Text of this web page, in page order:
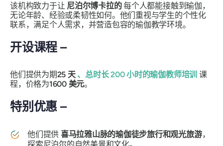
该机构致力于让 尼泊尔博卡拉的每个人都能接触到瑜伽，
无论年龄、经验或柔韧性如何。他们重视与学生的个性化
联系，满足个人需求，并营造包容的瑜伽教学环境。
开设课程 –
他们提供为期25 天 、总时长 200 小时的瑜伽教师培训 课
程，价格为1600 美元。
特别优惠 –
他们提供 喜马拉雅山脉的瑜伽徒步旅行和观光旅游，
探索尼泊尔的自然美景和文化。